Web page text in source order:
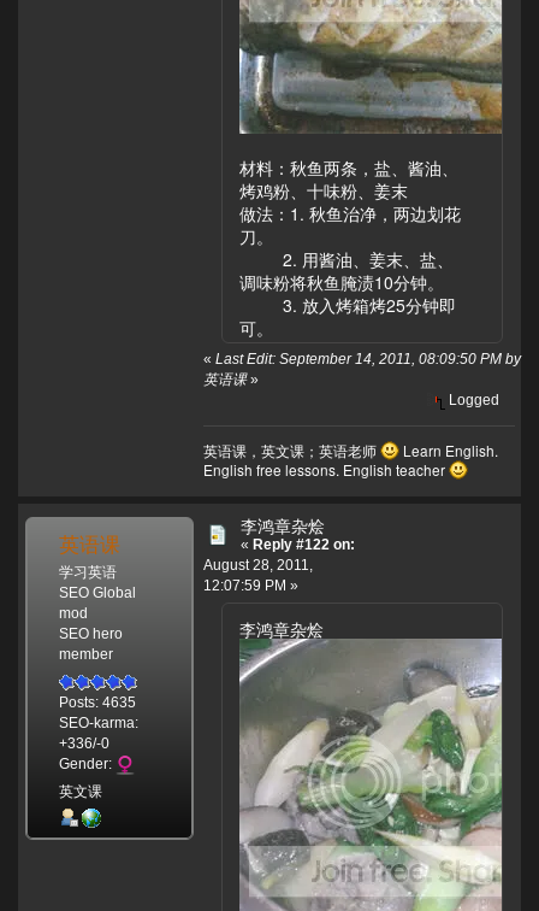
材料：秋鱼两条，盐、酱油、
烤鸡粉、十味粉、姜末
做法：1. 秋鱼治净，两边划花
刀。
2. 用酱油、姜末、盐、
调味粉将秋鱼腌渍10分钟。
3. 放入烤箱烤25分钟即
可。
« Last Edit: September 14, 2011, 08:09:50 PM by
英语课»
Logged
英语课，英文课；英语老师
Learn English.
English free lessons. English teacher
英语课
学习英语
SEO Global
mod
SEO hero
member
Posts: 4635
SEO-karma:
+336/-0
Gender:
英文课
李鸿章杂烩
« Reply #122 on:
August 28, 2011,
12:07:59 PM »
李鸿章杂烩